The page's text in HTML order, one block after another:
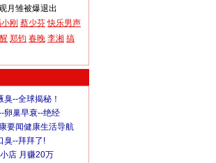
月雏被爆退出
刚 蔡少芬 快乐男声
郑钧 春晚 李湘 搞
臭--全球揭秘！
卵巢早衰--绝经
要闻健康生活导航
臭--拜拜了!
店 月赚20万